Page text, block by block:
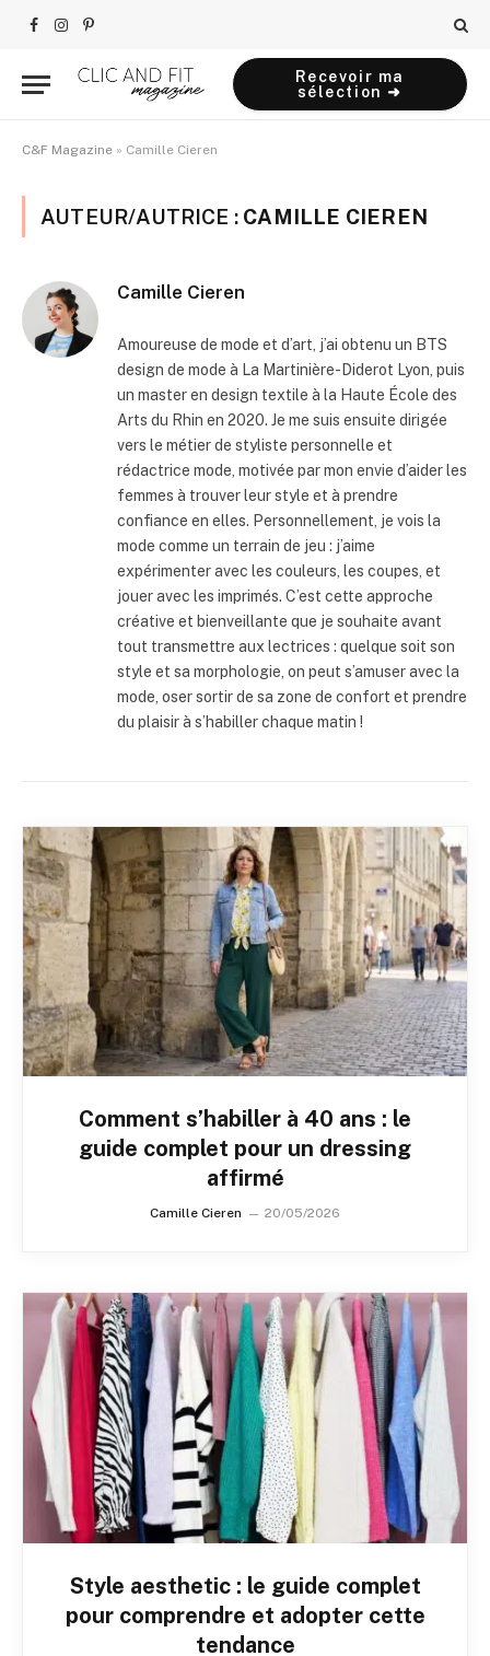
Facebook
Instagram
Pinterest
Recevoir ma
sélection ➜
C&F Magazine » Camille Cieren
AUTEUR/AUTRICE : CAMILLE CIEREN
Camille Cieren
Amoureuse de mode et d’art, j’ai obtenu un BTS
design de mode à La Martinière-Diderot Lyon, puis
un master en design textile à la Haute École des
Arts du Rhin en 2020. Je me suis ensuite dirigée
vers le métier de styliste personnelle et
rédactrice mode, motivée par mon envie d’aider les
femmes à trouver leur style et à prendre
confiance en elles. Personnellement, je vois la
mode comme un terrain de jeu : j’aime
expérimenter avec les couleurs, les coupes, et
jouer avec les imprimés. C’est cette approche
créative et bienveillante que je souhaite avant
tout transmettre aux lectrices : quelque soit son
style et sa morphologie, on peut s’amuser avec la
mode, oser sortir de sa zone de confort et prendre
du plaisir à s’habiller chaque matin !
Comment s’habiller à 40 ans : le
guide complet pour un dressing
affirmé
Camille Cieren 20/05/2026
Style aesthetic : le guide complet
pour comprendre et adopter cette
tendance